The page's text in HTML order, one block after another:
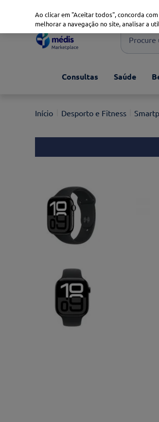
Procure
1º
now
Consultas Saúde
Desporto e Fitness
Ao clicar em "Aceitar todos", concorda
melhorar a navegação no site, analisar a